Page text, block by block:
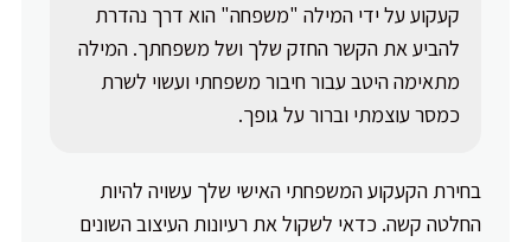
קעקוע על ידי המילה "משפחה" הוא דרך נהדרת
להביע את הקשר החזק שלך ושל משפחתך. המילה
מתאימה היטב עבור חיבור משפחתי ועשוי לשרת
כמסר עוצמתי וברור על גופך.
בחירת הקעקוע המשפחתי האישי שלך עשויה להיות
החלטה קשה. כדאי לשקול את רעיונות העיצוב השונים